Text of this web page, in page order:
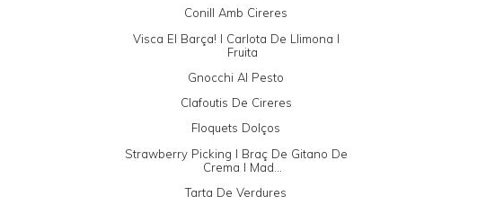
Conill Amb Cireres
Visca El Barça! I Carlota De Llimona I
Fruita
Gnocchi Al Pesto
Clafoutis De Cireres
Floquets Dolços
Strawberry Picking I Braç De Gitano De
Crema I Mad...
Tarta De Verdures